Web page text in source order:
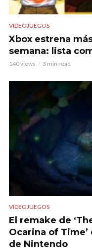
VIDEOJUEGOS
Xbox estrena
semana: lista
140 views 3 min read
VIDEOJUEGOS
El remake de
Ocarina of
de Nintendo